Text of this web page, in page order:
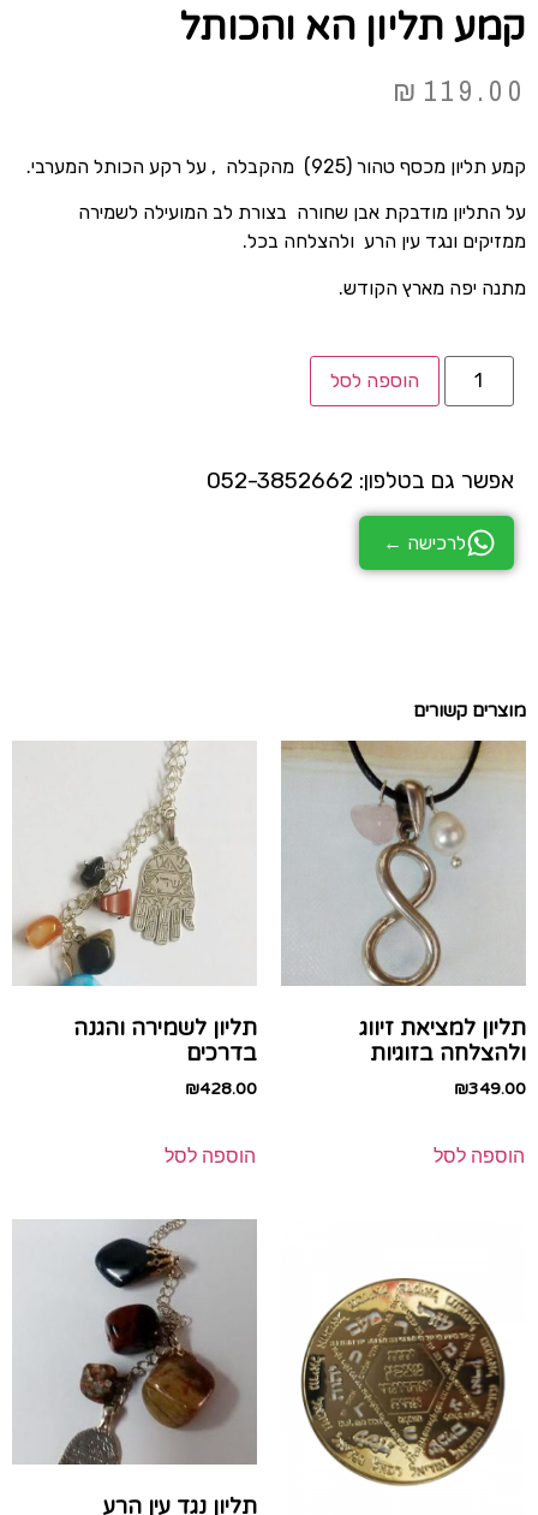
קמע תליון הא והכותל
₪ 119.00
קמע תליון מכסף טהור (925) מהקבלה , על רקע הכותל המערבי.
על התליון מודבקת אבן שחורה בצורת לב המועילה לשמירה
ממזיקים ונגד עין הרע ולהצלחה בכל.
מתנה יפה מארץ הקודש.
הוספה לסל
אפשר גם בטלפון: 052-3852662
לרכישה ←
מוצרים קשורים
תליון למציאת זיווג
ולהצלחה בזוגיות
₪349.00
הוספה לסל
תליון לשמירה והגנה
בדרכים
₪428.00
הוספה לסל
תליון נגד עין הרע